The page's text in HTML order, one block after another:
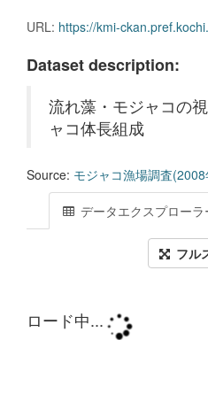
URL: https://kmi-ckan.pref.kochi.lg.jp/dataset/2b6a19a2-0031-4477-9df0-5ceaada0756b/
Dataset description:
流れ藻・モジャコの
ャコ体長組成
Source: モジャコ漁場調査(2008
データエクスプローラ
フル